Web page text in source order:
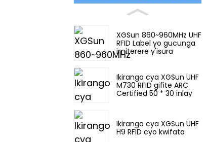
XGSun 860~960MHz UHF
RFID Label yo gucunga
imiterere y'isura
Ikirango cya XGSun UHF
M730 RFID gifite ARC
Certified 50 * 30 inlay
Ikirango cya XGSun UHF
H9 RFID cyo kwifata